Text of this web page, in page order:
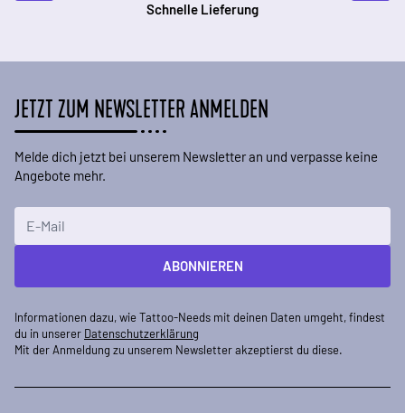
Schnelle Lieferung
JETZT ZUM NEWSLETTER ANMELDEN
Melde dich jetzt bei unserem Newsletter an und verpasse keine
Angebote mehr.
ABONNIEREN
Informationen dazu, wie Tattoo-Needs mit deinen Daten umgeht, findest
du in unserer Datenschutzerklärung
Mit der Anmeldung zu unserem Newsletter akzeptierst du diese.